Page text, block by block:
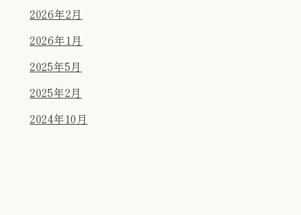
2026年2月
2026年1月
2025年5月
2025年2月
2024年10月